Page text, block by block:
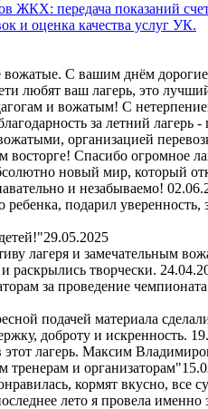
передача показаний
и оценка качества услуг УК.
С вашим днём
любят ваш лагерь, это
и вожатым! С
за летний
организацией
Спасибо огромное
новый мир, который
и незабываемо!
подарил
29.05.2025
лагеря и замечательным
раскрылись творчески.
за проведение
подачей материала
доброту и искренность.
лагерь. Максим
и организаторам"
кормят вкусно, все
лето я провела